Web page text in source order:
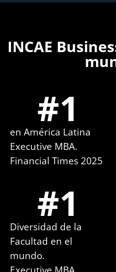
INCAE
en América Latina
Executive MBA.
Financial Times 2025
#1
Diversidad de la
Facultad en el
mundo.
#1